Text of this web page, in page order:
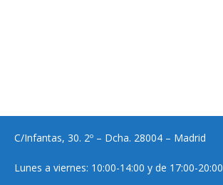
C/Infantas, 30. 2º – Dcha. 28004 – Madrid
Lunes a viernes: 10:00-14:00 y de 17:00-20:00